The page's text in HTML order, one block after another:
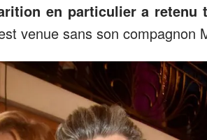
en particulier a retenu
venue sans son compagnon